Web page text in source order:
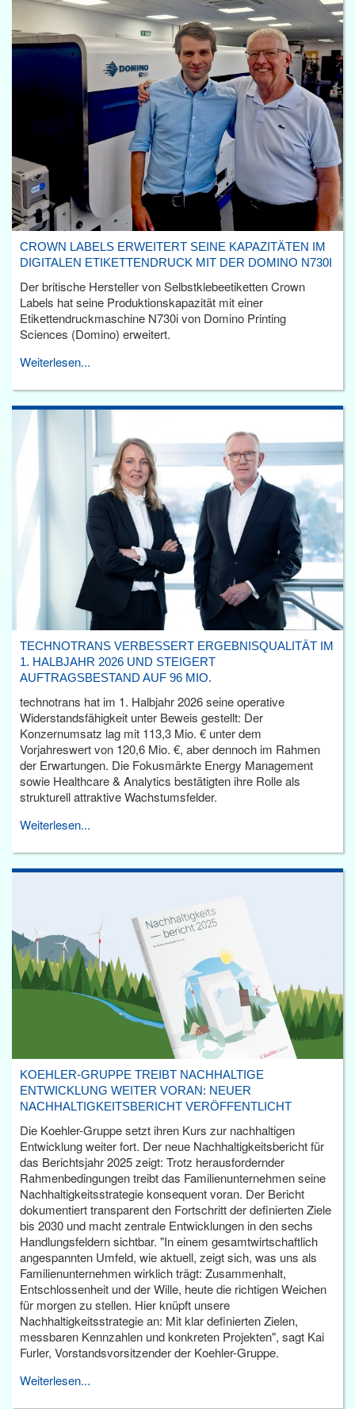
CROWN LABELS ERWEITERT SEINE KAPAZITÄTEN IM
DIGITALEN ETIKETTENDRUCK MIT DER DOMINO N730I
Der britische Hersteller von Selbstklebeetiketten Crown
Labels hat seine Produktionskapazität mit einer
Etikettendruckmaschine N730i von Domino Printing
Sciences (Domino) erweitert.
Weiterlesen...
TECHNOTRANS VERBESSERT ERGEBNISQUALITÄT IM
1. HALBJAHR 2026 UND STEIGERT
AUFTRAGSBESTAND AUF 96 MIO.
technotrans hat im 1. Halbjahr 2026 seine operative
Widerstandsfähigkeit unter Beweis gestellt: Der
Konzernumsatz lag mit 113,3 Mio. € unter dem
Vorjahreswert von 120,6 Mio. €, aber dennoch im Rahmen
der Erwartungen. Die Fokusmärkte Energy Management
sowie Healthcare & Analytics bestätigten ihre Rolle als
strukturell attraktive Wachstumsfelder.
Weiterlesen...
KOEHLER-GRUPPE TREIBT NACHHALTIGE
ENTWICKLUNG WEITER VORAN: NEUER
NACHHALTIGKEITSBERICHT VERÖFFENTLICHT
Die Koehler-Gruppe setzt ihren Kurs zur nachhaltigen
Entwicklung weiter fort. Der neue Nachhaltigkeitsbericht für
das Berichtsjahr 2025 zeigt: Trotz herausfordernder
Rahmenbedingungen treibt das Familienunternehmen seine
Nachhaltigkeitsstrategie konsequent voran. Der Bericht
dokumentiert transparent den Fortschritt der definierten Ziele
bis 2030 und macht zentrale Entwicklungen in den sechs
Handlungsfeldern sichtbar. "In einem gesamtwirtschaftlich
angespannten Umfeld, wie aktuell, zeigt sich, was uns als
Familienunternehmen wirklich trägt: Zusammenhalt,
Entschlossenheit und der Wille, heute die richtigen Weichen
für morgen zu stellen. Hier knüpft unsere
Nachhaltigkeitsstrategie an: Mit klar definierten Zielen,
messbaren Kennzahlen und konkreten Projekten", sagt Kai
Furler, Vorstandsvorsitzender der Koehler-Gruppe.
Weiterlesen...